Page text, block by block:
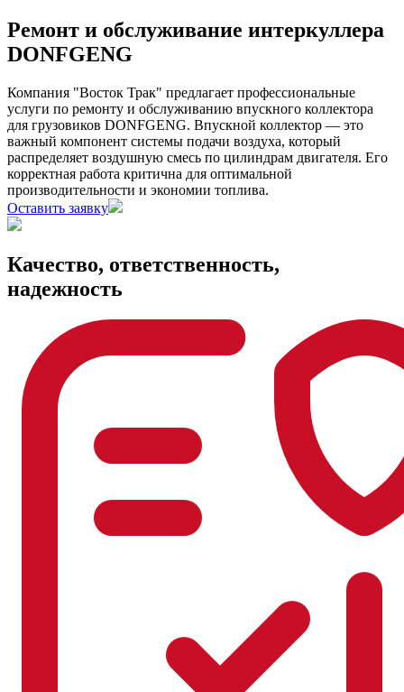
Ремонт и обслуживание интеркуллера
DONFGENG
Компания "Восток Трак" предлагает профессиональные
услуги по ремонту и обслуживанию впускного коллектора
для грузовиков DONFGENG. Впускной коллектор — это
важный компонент системы подачи воздуха, который
распределяет воздушную смесь по цилиндрам двигателя. Его
корректная работа критична для оптимальной
производительности и экономии топлива.
Оставить заявку
Качество, ответственность,
надежность